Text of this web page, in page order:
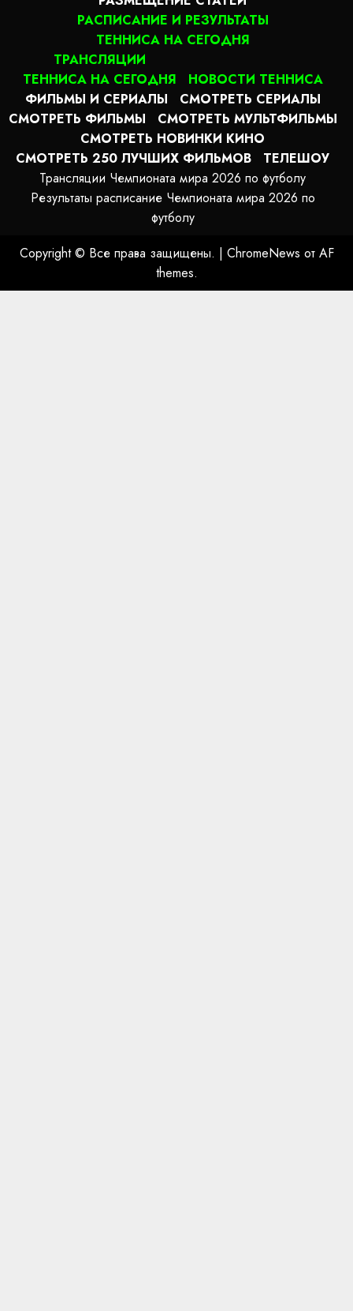
РАСПИСАНИЕ И РЕЗУЛЬТАТЫ
ТЕННИСА НА СЕГОДНЯ
ТРАНСЛЯЦИИ
ТЕННИСА НА СЕГОДНЯ
НОВОСТИ ТЕННИСА
ФИЛЬМЫ И СЕРИАЛЫ
СМОТРЕТЬ СЕРИАЛЫ
СМОТРЕТЬ ФИЛЬМЫ
СМОТРЕТЬ МУЛЬТФИЛЬМЫ
СМОТРЕТЬ НОВИНКИ КИНО
СМОТРЕТЬ 250 ЛУЧШИХ ФИЛЬМОВ
ТЕЛЕШОУ
Трансляции Чемпионата мира 2026 по футболу
Результаты расписание Чемпионата мира 2026 по
футболу
Copyright © Все права защищены. | ChromeNews от AF
themes.